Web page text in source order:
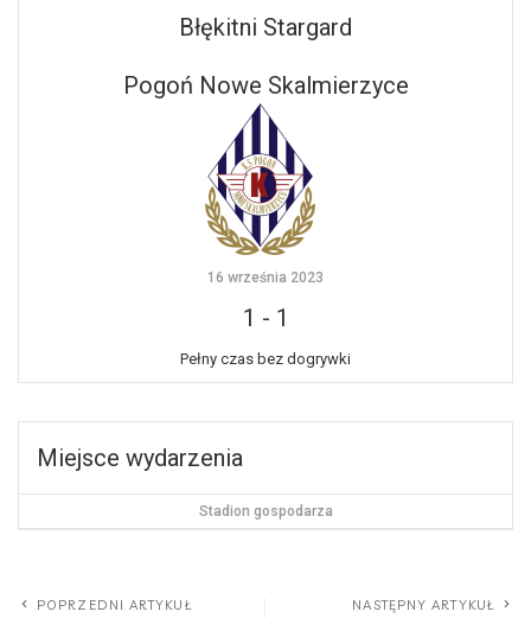
Błękitni Stargard
Pogoń Nowe Skalmierzyce
16 września 2023
1 - 1
Pełny czas bez dogrywki
Miejsce wydarzenia
Stadion gospodarza
POPRZEDNI ARTYKUŁ NASTĘPNY ARTYKUŁ